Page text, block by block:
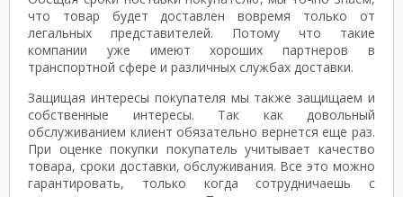
что товар будет доставлен вовремя только от
легальных представителей. Потому что такие
компании уже имеют хороших партнеров в
транспортной сфере и различных службах доставки.
Защищая интересы покупателя мы также защищаем и
собственные интересы. Так как довольный
обслуживанием клиент обязательно вернется еще раз.
При оценке покупки покупатель учитывает качество
товара, сроки доставки, обслуживания. Все это можно
гарантировать, только когда сотрудничаешь с